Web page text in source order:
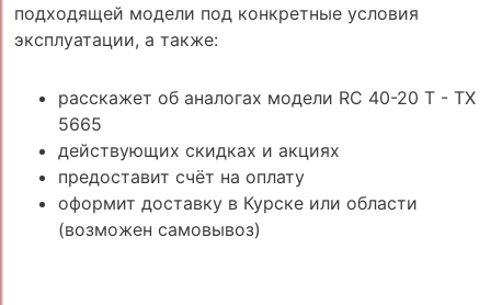
подходящей модели под конкретные условия
эксплуатации, а также:
расскажет об аналогах модели RC 40-20 T - TX
5665
действующих скидках и акциях
предоставит счёт на оплату
оформит доставку в Курске или области
(возможен самовывоз)